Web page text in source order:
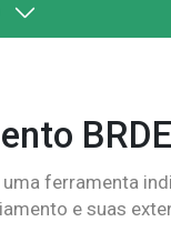
BRDE
uma ferramenta
e suas